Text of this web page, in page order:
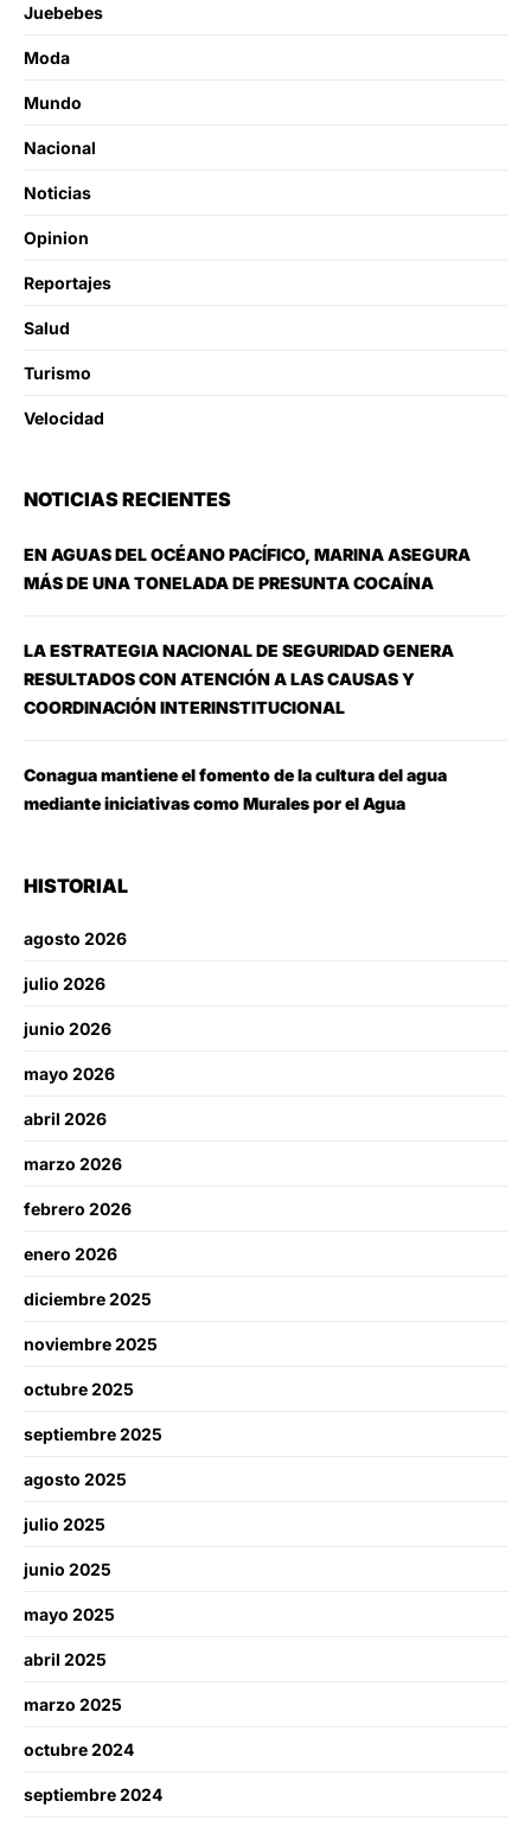
Juebebes
Moda
Mundo
Nacional
Noticias
Opinion
Reportajes
Salud
Turismo
Velocidad
NOTICIAS RECIENTES
EN AGUAS DEL OCÉANO PACÍFICO, MARINA ASEGURA
MÁS DE UNA TONELADA DE PRESUNTA COCAÍNA
LA ESTRATEGIA NACIONAL DE SEGURIDAD GENERA
RESULTADOS CON ATENCIÓN A LAS CAUSAS Y
COORDINACIÓN INTERINSTITUCIONAL
Conagua mantiene el fomento de la cultura del agua
mediante iniciativas como Murales por el Agua
HISTORIAL
agosto 2026
julio 2026
junio 2026
mayo 2026
abril 2026
marzo 2026
febrero 2026
enero 2026
diciembre 2025
noviembre 2025
octubre 2025
septiembre 2025
agosto 2025
julio 2025
junio 2025
mayo 2025
abril 2025
marzo 2025
octubre 2024
septiembre 2024